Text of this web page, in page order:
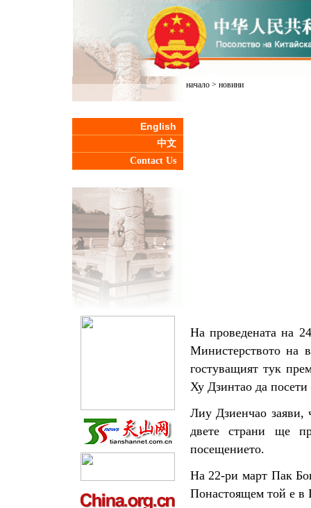
English
中文
Contact Us
начало> новини
На проведената на
Министерството на
гостуващият тук
Ху Дзинтао да
Лиу Дзиенчао заяви,
двете страни ще
посещението.
На 22-ри март Пак
Понастоящем той е